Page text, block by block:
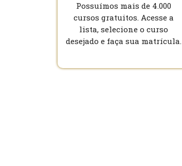
Possuímos mais de 4.000
cursos gratuitos. Acesse a
lista, selecione o curso
desejado e faça sua matrícula.